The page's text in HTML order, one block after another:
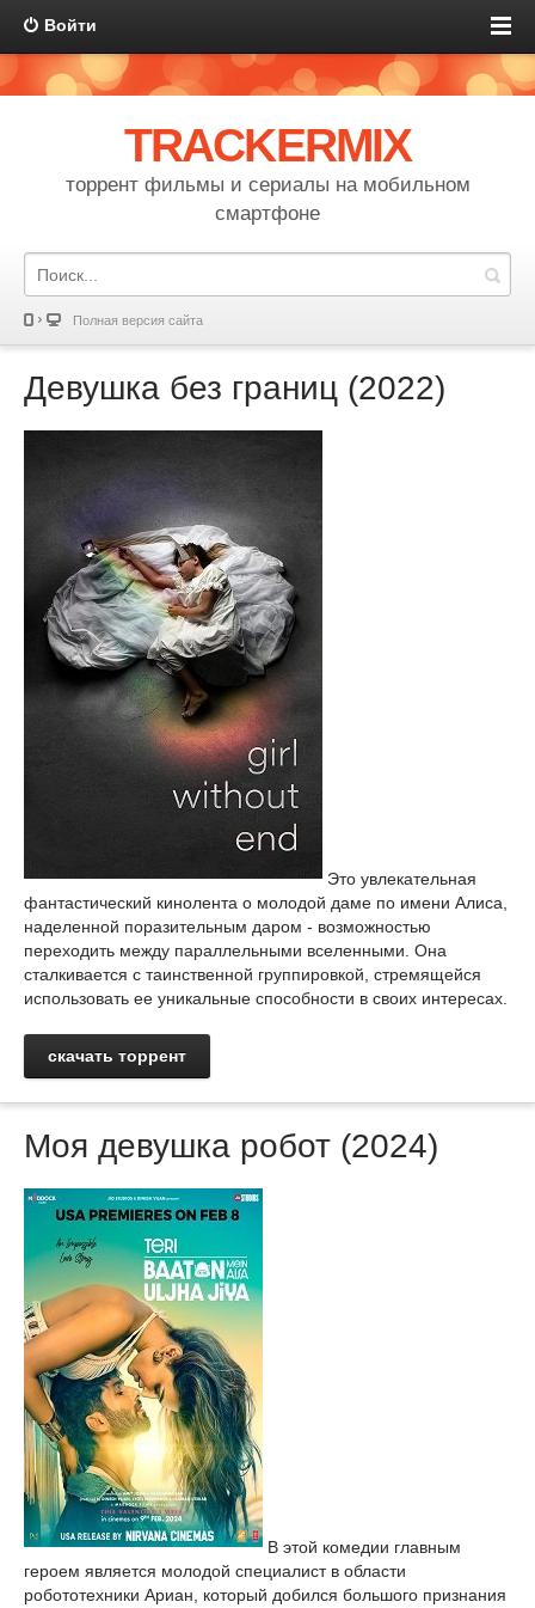
Войти
TRACKERMIX
торрент фильмы и сериалы на мобильном
смартфоне
Полная версия сайта
Девушка без границ (2022)
Это увлекательная
фантастический кинолента о молодой даме по имени Алиса,
наделенной поразительным даром - возможностью
переходить между параллельными вселенными. Она
сталкивается с таинственной группировкой, стремящейся
использовать ее уникальные способности в своих интересах.
скачать торрент
Моя девушка робот (2024)
В этой комедии главным
героем является молодой специалист в области
робототехники Ариан, который добился большого признания